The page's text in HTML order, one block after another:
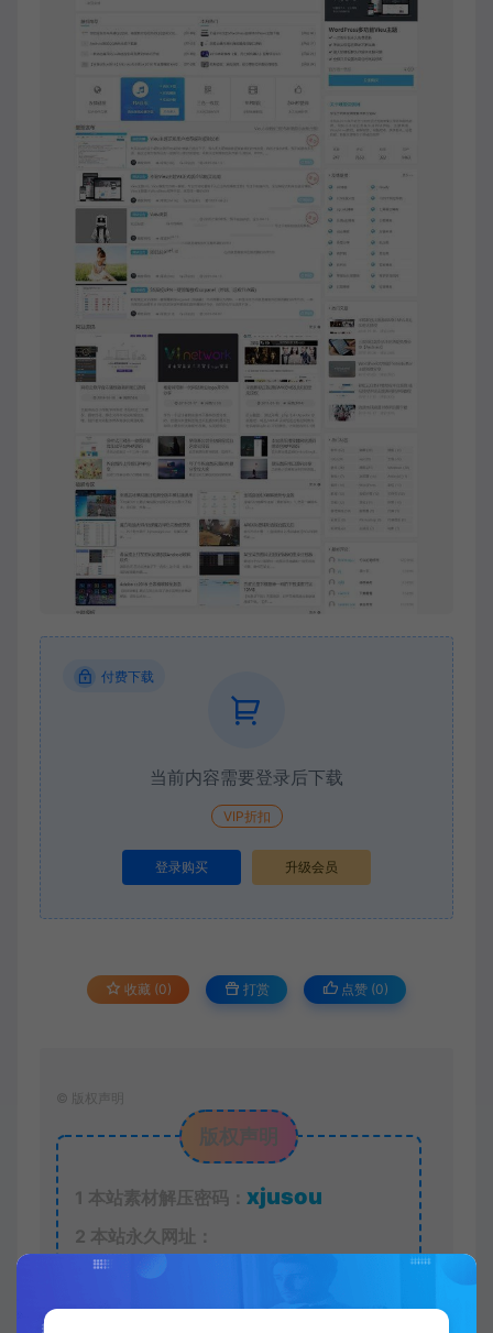
付费下载
当前内容需要登录后下载
VIP折扣
登录购买 升级会员
收藏 (0) 打赏 点赞 (0)
© 版权声明
版权声明
1 本站素材解压密码： xjusou
2 本站永久网址：
https://www.xjuym.cn
3本站内发布的一切内容仅限用于学习和